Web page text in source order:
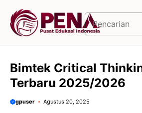
Cari
Bimtek Critical
Terbaru 2025/2026
gpuser Agustus 20, 2025